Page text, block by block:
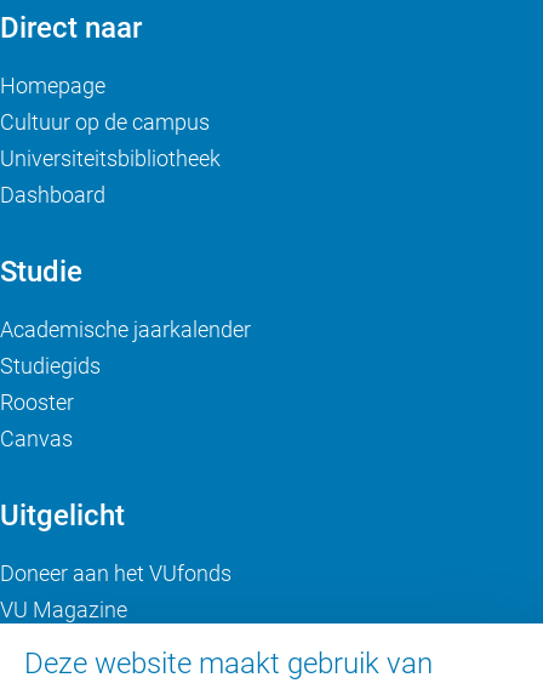
Deze website maakt gebruik van
Direct naar
Homepage
Cultuur op de campus
Universiteitsbibliotheek
Dashboard
Studie
Academische jaarkalender
Studiegids
Rooster
Canvas
Uitgelicht
Doneer aan het VUfonds
VU Magazine